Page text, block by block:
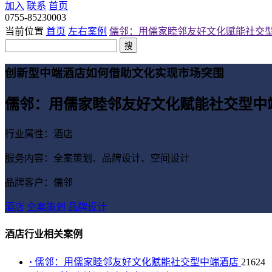
加入 联系 首页
0755-85230003
当前位置 首页 左右案例 儒邻：用儒家睦邻友好文化赋能社交
搜
创新型中端酒店如何借助文化实现市场突围
儒邻：用儒家睦邻友好文化赋能社交型中
行业属性：酒店
服务内容：全案策划、品牌设计、空间设计
品牌客户：儒邻
酒店 全案策划 品牌设计
酒店行业相关案例
· 儒邻：用儒家睦邻友好文化赋能社交型中端酒店 21624